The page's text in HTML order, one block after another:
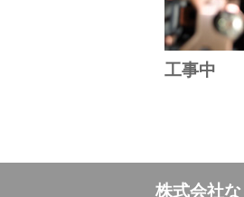
工事中
株式会社